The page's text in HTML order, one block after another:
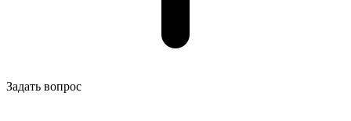
Задать вопрос